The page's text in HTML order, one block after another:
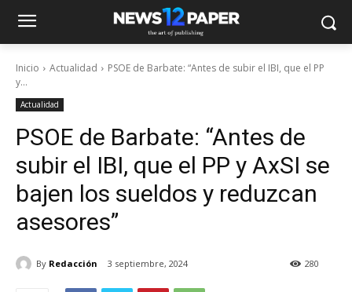
Inicio Actualidad
PSOE de Barbate: “Antes de subir el IBI, que el PP
y...
Actualidad
PSOE de Barbate: “Antes de
subir el IBI, que el PP y AxSI se
bajen los sueldos y reduzcan
asesores”
By Redacción 3 septiembre, 2024 280